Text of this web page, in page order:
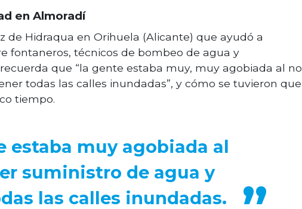
en Almoradí
de Hidraqua en Orihuela (Alicante) que ayudó a
fontaneros, técnicos de bombeo de agua y
que “la gente estaba muy, muy agobiada al no
todas las calles inundadas”, y cómo se tuvieron que
tiempo.
estaba muy agobiada al
suministro de agua y
las calles inundadas.